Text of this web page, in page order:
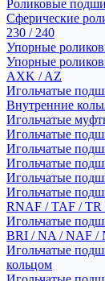
Роликовые
Сферические
230 / 240
Упорные
Упорные
AXK / AZ
Игольчатые
Внутренние
Игольчатые
Игольчатые
Игольчатые
Игольчатые
Игольчатые
Игольчатые
RNAF / TAF /
Игольчатые
BRI / NA / NAF /
Игольчатые
кольцом